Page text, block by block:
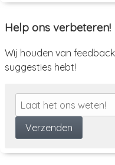
Help ons verbeteren!
Wij houden van
suggesties hebt!